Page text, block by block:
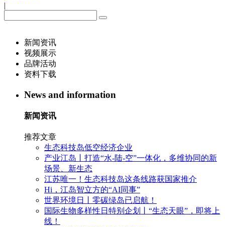
|
新闻资讯
视频展示
品牌活动
资料下载
News and information
新闻资讯
推荐文章
生态科技岛低空经济企业
产业江岛丨打造“水-陆-空”一体化，多维协同的新
场景、新生态
江苏唯一！生态科技岛这条线路获国家推介
Hi，江岛智立方的“AI同事”
世界环境日丨零碳绿岛已启航！
国际生物多样性日特别企划丨“生态天眼”，即将上
线！